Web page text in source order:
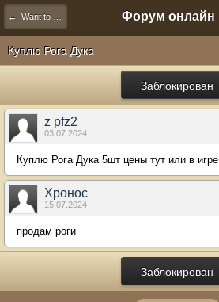
← Want to Buy
Куплю Рога Дука
Заблокирован
z pfz2
03.07.2024
Куплю Рога Дука 5шт цены тут или в
Хронос
15.07.2024
продам роги
Заблокирован